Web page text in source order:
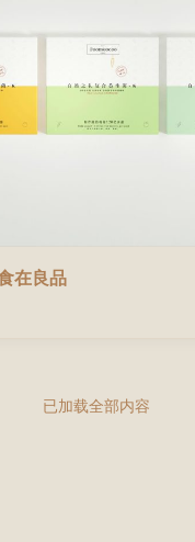
在良品
已加载全部内容